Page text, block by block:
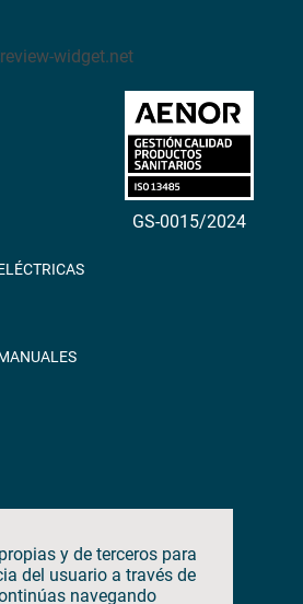
y de terceros para
del usuario a través de
navegando
GS-0015/2024